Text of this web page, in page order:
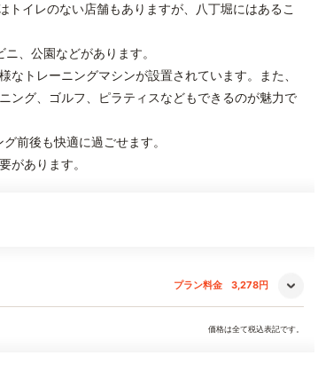
イレのない店舗もありますが、八丁堀にはあるこ
、公園などがあります。
トレーニングマシンが設置されています。また、
ング、ゴルフ、ピラティスなどもできるのが魅力で
前後も快適に過ごせます。
があります。
プラン料金 3,278円
価格は全て税込表記です。